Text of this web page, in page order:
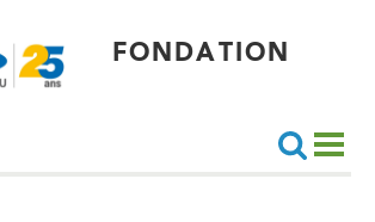
FONDATION
Recherche